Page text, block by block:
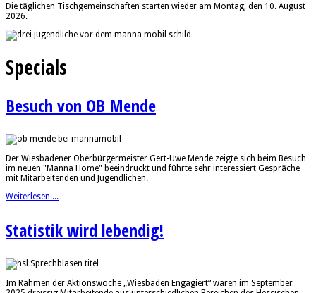
Die täglichen Tischgemeinschaften starten wieder am Montag, den 10. August
2026.
Specials
Besuch von OB Mende
Der Wiesbadener Oberbürgermeister Gert-Uwe Mende zeigte sich beim Besuch
im neuen "Manna Home" beeindruckt und führte sehr interessiert Gespräche
mit Mitarbeitenden und Jugendlichen.
Weiterlesen ...
Statistik wird lebendig!
Im Rahmen der Aktionswoche „Wiesbaden Engagiert“ waren im September